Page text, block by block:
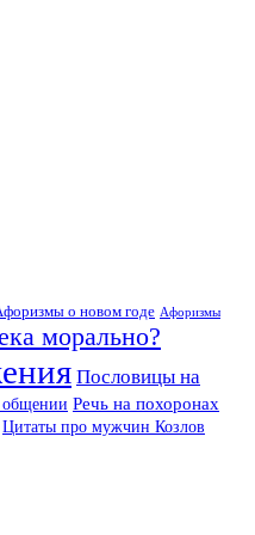
о новом годе Афоризмы
морально?
Пословицы на
Речь на похоронах
Цитаты про мужчин Козлов